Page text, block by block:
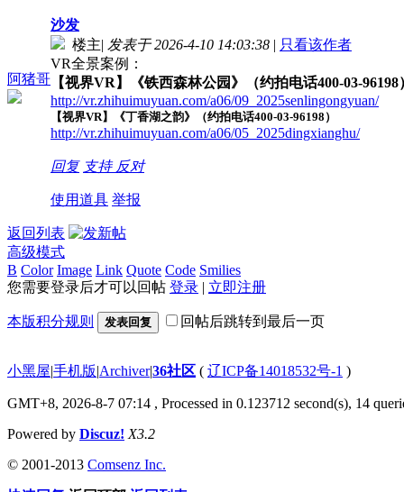
阿猪哥
沙发
楼主| 发表于 2026-4-10 14:03:38 | 只看该作者
VR全景案例：
【视界VR】《铁西森林公园》（约拍电话400-03-96198
http://vr.zhihuimuyuan.com/a06/09_2025senlingongyuan/
【视界VR】《丁香湖之韵》（约拍电话400-03-96198）
http://vr.zhihuimuyuan.com/a06/05_2025dingxianghu/
回复 支持 反对
使用道具 举报
返回列表
高级模式
B Color Image Link Quote Code Smilies
您需要登录后才可以回帖 登录 | 立即注册
本版积分规则 发表回复 回帖后跳转到最后一页
小黑屋|手机版|Archiver|36社区 ( 辽ICP备14018532号-1 )
GMT+8, 2026-8-7 07:14 , Processed in 0.123712 second(s), 14
Powered by Discuz! X3.2
© 2001-2013 Comsenz Inc.